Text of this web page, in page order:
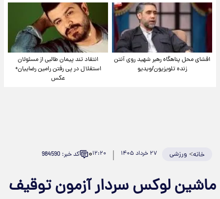
افشای محل پناهگاه‌ رهبر شهید روی آنتن
زنده تلویزیون/ویدیو
انتقاد تند پیمان طالبی از مسئولان
استقلال در پی رفتن رامین رضاییان+
عکس
خانه> ورزشی ۲۷ خرداد ۱۴۰۵ ۱۲:۲۰۰ کد خبر: 984590
ماشین لوکس سردار آزمون توقیف